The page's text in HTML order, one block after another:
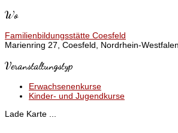
Wo
Familienbildungsstätte Coesfeld
Marienring 27, Coesfeld, Nordrhein-
Veranstaltungstyp
Erwachsenenkurse
Kinder- und Jugendkurse
Lade Karte ...